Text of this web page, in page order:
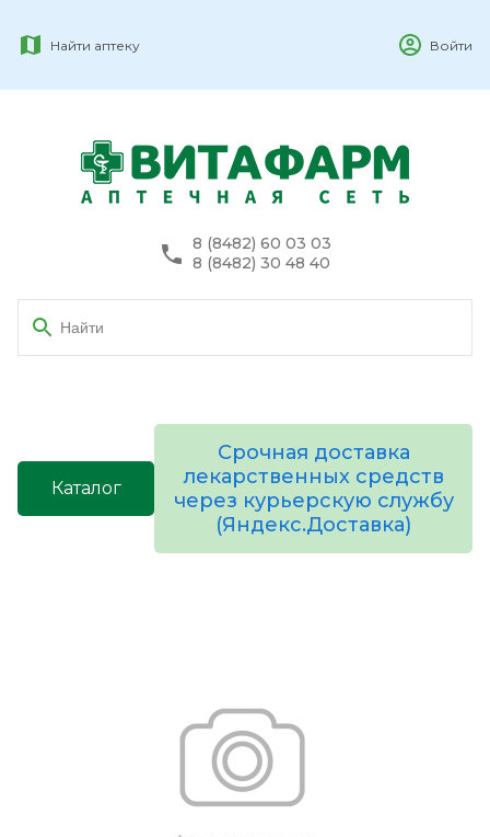
Найти аптеку Войти
8 (8482) 60 03 03
8 (8482) 30 48 40
Каталог
Срочная доставка
лекарственных средств
через курьерскую службу
(Яндекс.Доставка)